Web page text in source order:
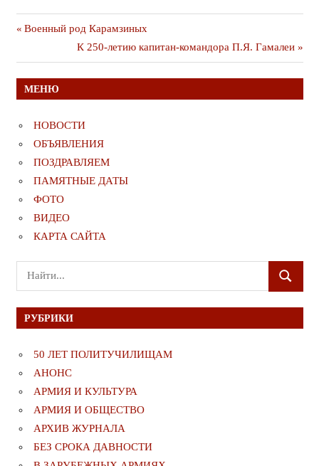
Навигация
по
записям
Предыдущая
публикация
Военный род Карамзиных
Следующая
публикация
К 250-летию капитан-командора П.Я. Гамалеи
МЕНЮ
НОВОСТИ
ОБЪЯВЛЕНИЯ
ПОЗДРАВЛЯЕМ
ПАМЯТНЫЕ ДАТЫ
ФОТО
ВИДЕО
КАРТА САЙТА
Поиск
для:
ПОИСК
РУБРИКИ
50 ЛЕТ ПОЛИТУЧИЛИЩАМ
АНОНС
АРМИЯ И КУЛЬТУРА
АРМИЯ И ОБЩЕСТВО
АРХИВ ЖУРНАЛА
БЕЗ СРОКА ДАВНОСТИ